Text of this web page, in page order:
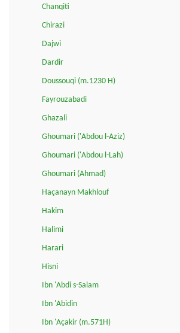
Chanqiti
Chirazi
Dajwi
Dardir
Doussouqi (m.1230 H)
Fayrouzabadi
Ghazali
Ghoumari ('Abdou l-Aziz)
Ghoumari ('Abdou l-Lah)
Ghoumari (Ahmad)
Haçanayn Makhlouf
Hakim
Halimi
Harari
Hisni
Ibn 'Abdi s-Salam
Ibn 'Abidin
Ibn 'Açakir (m.571H)